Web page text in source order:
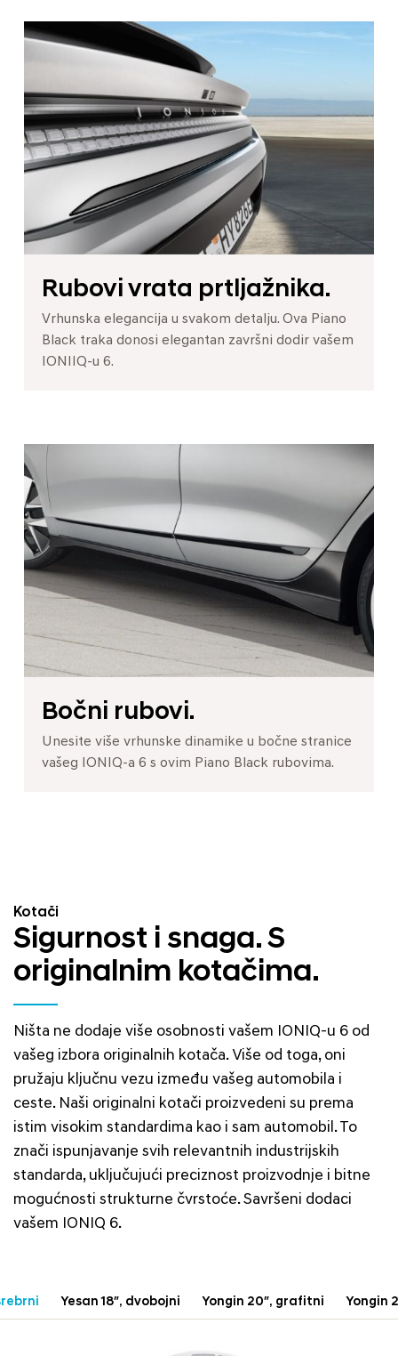
Rubovi vrata prtljažnika.
Vrhunska elegancija u svakom detalju. Ova Piano
Black traka donosi elegantan završni dodir vašem
IONIIQ-u 6.
Bočni rubovi.
Unesite više vrhunske dinamike u bočne stranice
vašeg IONIQ-a 6 s ovim Piano Black rubovima.
Kotači
Sigurnost i snaga. S
originalnim kotačima.
Ništa ne dodaje više osobnosti vašem IONIQ-u 6 od
vašeg izbora originalnih kotača. Više od toga, oni
pružaju ključnu vezu između vašeg automobila i
ceste. Naši originalni kotači proizvedeni su prema
istim visokim standardima kao i sam automobil. To
znači ispunjavanje svih relevantnih industrijskih
standarda, uključujući preciznost proizvodnje i bitne
mogućnosti strukturne čvrstoće. Savršeni dodaci
vašem IONIQ 6.
Yesan 18″, dvobojni Yongin 20″, grafitni Yongin